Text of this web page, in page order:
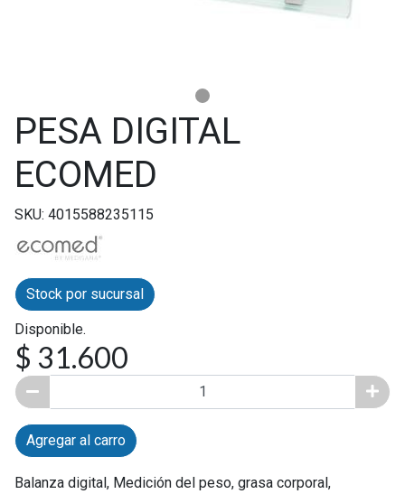
PESA DIGITAL
ECOMED
SKU: 4015588235115
Stock por sucursal
Disponible.
$ 31.600
Agregar al carro
Balanza digital, Medición del peso, grasa corporal,